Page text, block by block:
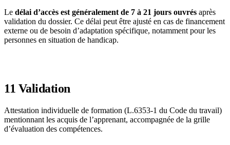
Le délai d’accès est généralement de 7 à 21 jours ouvrés après
validation du dossier. Ce délai peut être ajusté en cas de financement
externe ou de besoin d’adaptation spécifique, notamment pour les
personnes en situation de handicap.
11 Validation
Attestation individuelle de formation (L.6353-1 du Code du travail)
mentionnant les acquis de l’apprenant, accompagnée de la grille
d’évaluation des compétences.